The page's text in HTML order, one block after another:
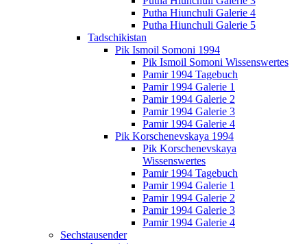
Putha Hiunchuli Galerie 4
Putha Hiunchuli Galerie 5
Tadschikistan
Pik Ismoil Somoni 1994
Pik Ismoil Somoni Wissenswertes
Pamir 1994 Tagebuch
Pamir 1994 Galerie 1
Pamir 1994 Galerie 2
Pamir 1994 Galerie 3
Pamir 1994 Galerie 4
Pik Korschenevskaya 1994
Pik Korschenevskaya
Wissenswertes
Pamir 1994 Tagebuch
Pamir 1994 Galerie 1
Pamir 1994 Galerie 2
Pamir 1994 Galerie 3
Pamir 1994 Galerie 4
Sechstausender